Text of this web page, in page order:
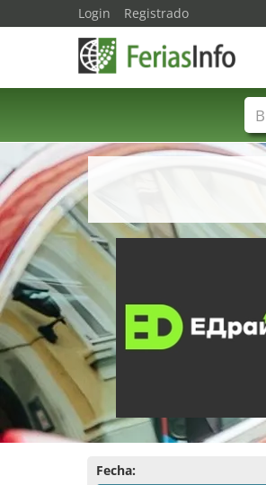
Fecha:
Login Registrado